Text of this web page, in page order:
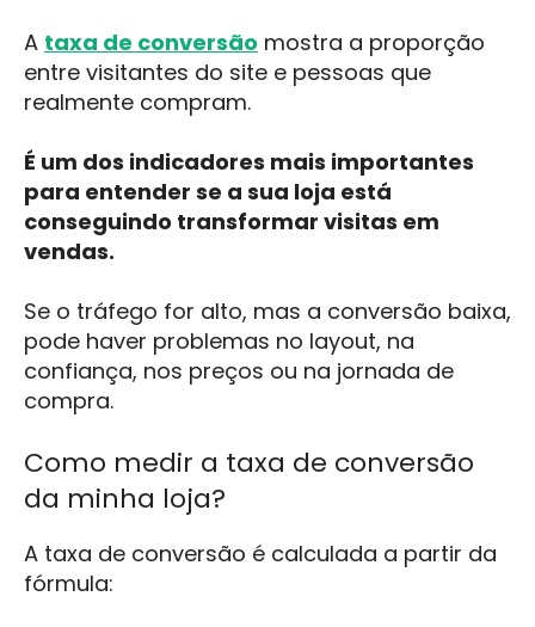
A taxa de conversão mostra a proporção
entre visitantes do site e pessoas que
realmente compram.
É um dos indicadores mais importantes
para entender se a sua loja está
conseguindo transformar visitas em
vendas.
Se o tráfego for alto, mas a conversão baixa,
pode haver problemas no layout, na
confiança, nos preços ou na jornada de
compra.
Como medir a taxa de conversão
da minha loja?
A taxa de conversão é calculada a partir da
fórmula: